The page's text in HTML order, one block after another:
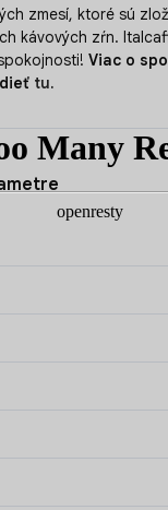
zmesí, ktoré sú
kávových zŕn.
Viac o
tu.